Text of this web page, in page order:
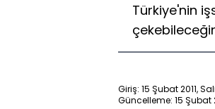
Türkiye'nin
Giriş: 15 Şubat 2011,
Güncelleme: 15 Şubat